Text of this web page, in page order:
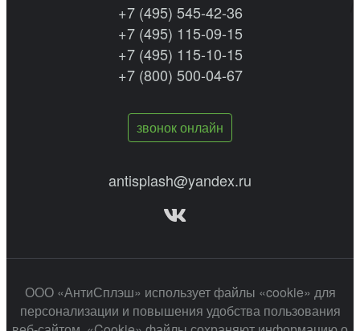
+7 (495) 545-42-36
+7 (495) 115-09-15
+7 (495) 115-10-15
+7 (800) 500-04-67
звонок онлайн
antisplash@yandex.ru
ООО «АнтиСплэш» использует файлы «cookie» для
персонализации и повышения удобства пользования